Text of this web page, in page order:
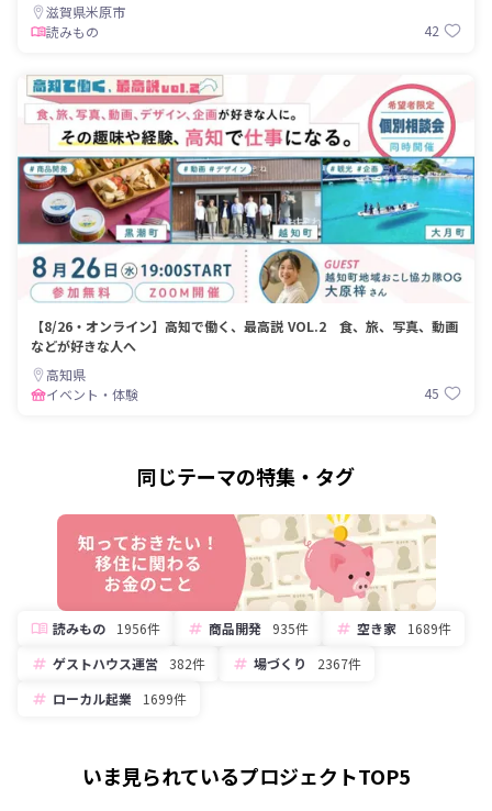
滋賀県米原市
読みもの
42
【8/26・オンライン】高知で働く、最高説 VOL.2 食、旅、写真、動画
などが好きな人へ
高知県
イベント・体験
45
同じテーマの特集・タグ
読みもの 1956件 商品開発 935件 空き家
1689件
ゲストハウス運営 382件 場づくり
2367件
ローカル起業
1699件
いま見られているプロジェクトTOP5